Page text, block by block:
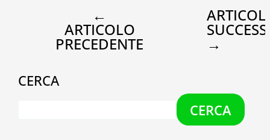
←
ARTICOLO
PRECEDENTE →
CERCA
CERCA